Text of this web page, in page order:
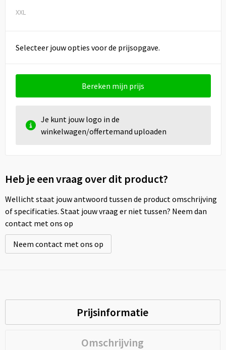
XXL
Selecteer jouw opties voor de prijsopgave.
Bereken mijn prijs
Je kunt jouw logo in de
winkelwagen/offertemand uploaden
Heb je een vraag over dit product?
Wellicht staat jouw antwoord tussen de product omschrijving
of specificaties. Staat jouw vraag er niet tussen? Neem dan
contact met ons op
Neem contact met ons op
Prijsinformatie
Omschrijving